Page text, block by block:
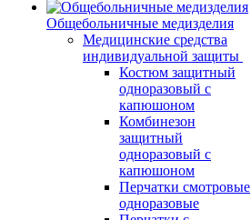
Общебольничные медизделия
Медицинские средства
индивидуальной защиты
Костюм защитный
одноразовый с
капюшоном
Комбинезон
защитный
одноразовый с
капюшоном
Перчатки смотровые
одноразовые